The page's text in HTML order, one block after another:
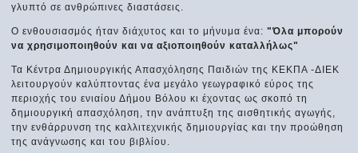
γλυπτό σε ανθρώπινες διαστάσεις.
Ο ενθουσιασμός ήταν διάχυτος και το μήνυμα ένα:"Όλα μπορούν
να χρησιμοποιηθούν και να αξιοποιηθούν καταλλήλως"
Τα Κέντρα Δημιουργικής Απασχόλησης Παιδιών της ΚΕΚΠΑ -ΔΙΕΚ
λειτουργούν καλύπτοντας ένα μεγάλο γεωγραφικό εύρος της
περιοχής του ενιαίου Δήμου Βόλου κι έχοντας ως σκοπό τη
δημιουργική απασχόληση, την ανάπτυξη της αισθητικής αγωγής,
την ενθάρρυνση της καλλιτεχνικής δημιουργίας και την προώθηση
της ανάγνωσης και του βιβλίου.